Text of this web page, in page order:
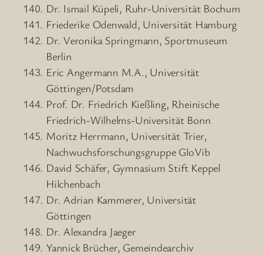
Dr. Ismail Küpeli, Ruhr-Universität Bochum
Friederike Odenwald, Universität Hamburg
Dr. Veronika Springmann, Sportmuseum
Berlin
Eric Angermann M.A., Universität
Göttingen/Potsdam
Prof. Dr. Friedrich Kießling, Rheinische
Friedrich-Wilhelms-Universität Bonn
Moritz Herrmann, Universität Trier,
Nachwuchsforschungsgruppe GloVib
David Schäfer, Gymnasium Stift Keppel
Hilchenbach
Dr. Adrian Kammerer, Universität
Göttingen
Dr. Alexandra Jaeger
Yannick Brücher, Gemeindearchiv